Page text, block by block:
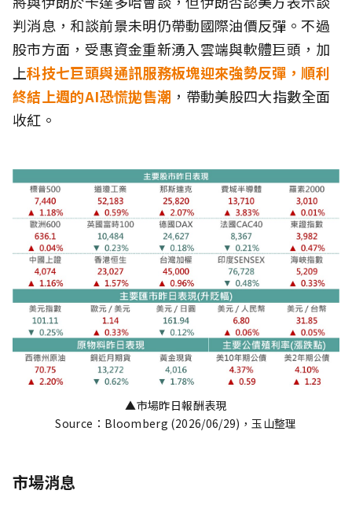
判消息，和談前景未明仍帶動國際油價反彈。不過
股市方面，受惠資金重新湧入雲端與軟體巨頭，加
上科技七巨頭與通訊服務板塊迎來強勢反彈，順利
終結上週的AI恐慌拋售潮 ，帶動美股四大指數全面
收紅。
▲市場昨日報酬表現
Source：Bloomberg (2026/06/29)，玉山整理
市場消息